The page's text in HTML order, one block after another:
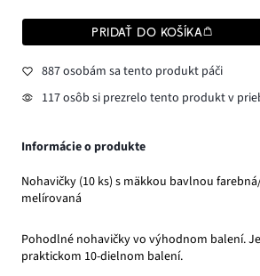
PRIDAŤ DO KOŠÍKA
887 osobám sa tento produkt páči
117 osôb si prezrelo tento produkt v
Informácie o produkte
Nohavičky (10 ks) s mäkkou bavlnou
melírovaná
Pohodlné nohavičky vo výhodnom balení.
praktickom 10-dielnom balení.